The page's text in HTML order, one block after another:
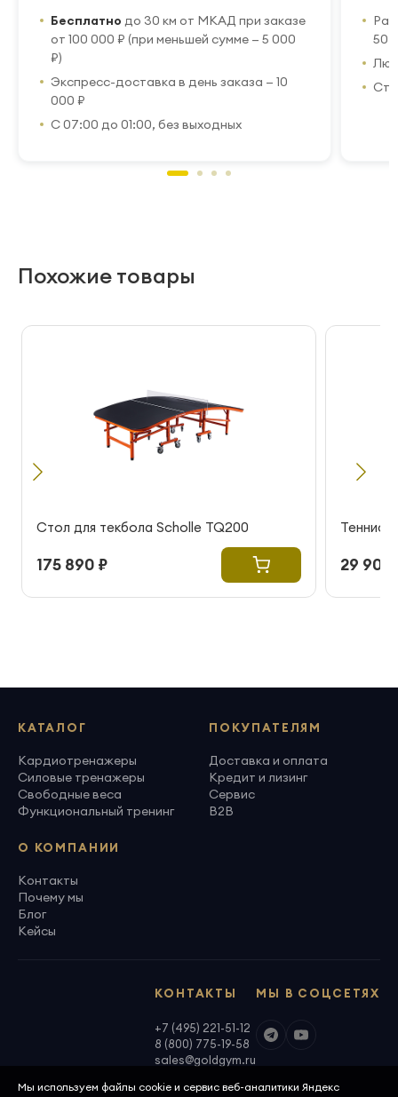
Бесплатно до 30 км от МКАД при заказе
от 100 000 ₽ (при меньшей сумме — 5 000
₽)
Экспресс-доставка в день заказа — 10
000 ₽
С 07:00 до 01:00, без выходных
50
Похожие товары
Стол для текбола Scholle TQ200
175 890 ₽ 29 900
КАТАЛОГ
Кардиотренажеры
Силовые тренажеры
Свободные веса
Функциональный тренинг
ПОКУПАТЕЛЯМ
Доставка и оплата
Кредит и лизинг
Сервис
B2B
О КОМПАНИИ
Контакты
Почему мы
Блог
Кейсы
МЫ В СОЦСЕТЯХ
КОНТАКТЫ
+7 (495) 221-51-12
8 (800) 775-19-58
sales@goldgym.ru
Мы используем файлы cookie и сервис веб-аналитики Яндекс